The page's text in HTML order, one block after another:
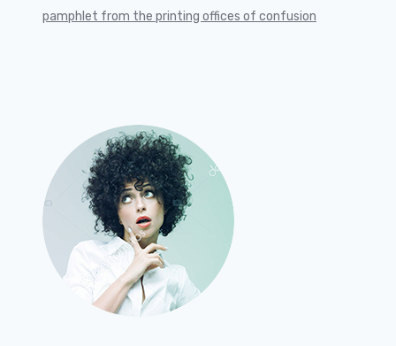
pamphlet from the printing offices of confusion